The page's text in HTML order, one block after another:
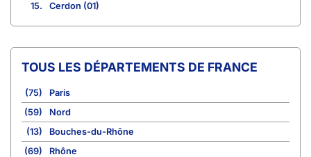
15.
Cerdon (01)
TOUS LES DÉPARTEMENTS DE FRANCE
(75)
Paris
(59)
Nord
(13)
Bouches-du-Rhône
(69)
Rhône